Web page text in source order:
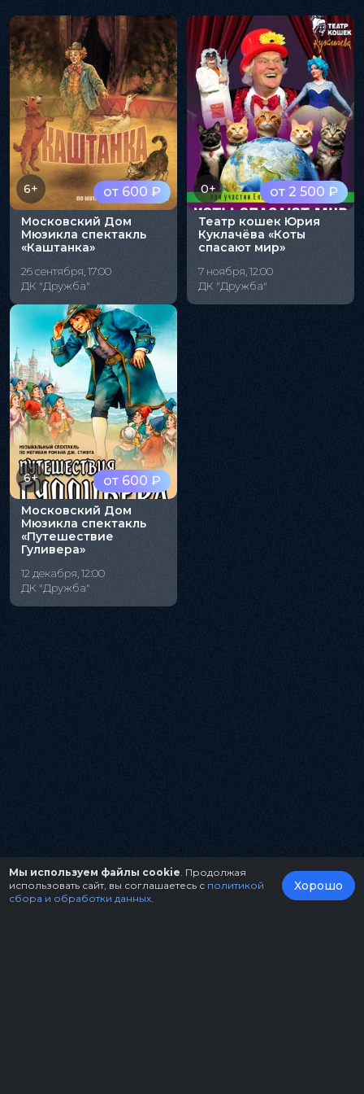
от 600 ₽
6+
Московский Дом
Мюзикла спектакль
«Каштанка»
26 сентября, 17:00
ДК "Дружба"
от 2 500 ₽
0+
Театр кошек Юрия
Куклачёва «Коты
спасают мир»
7 ноября, 12:00
ДК "Дружба"
от 600 ₽
6+
Московский Дом
Мюзикла спектакль
«Путешествие
Гуливера»
12 декабря, 12:00
ДК "Дружба"
Мы используем файлы cookie . Продолжая
использовать сайт, вы соглашаетесь с политикой
сбора и обработки данных
Хорошо